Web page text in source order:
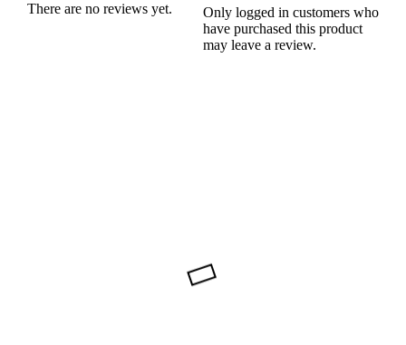
There are no reviews yet.
Only logged in customers who
have purchased this product
may leave a review.